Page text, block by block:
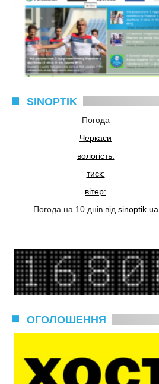
SINOPTIK
Погода
Черкаси
вологість:
тиск:
вітер:
Погода на 10 днів від sinoptik.ua
ОГОЛОШЕННЯ